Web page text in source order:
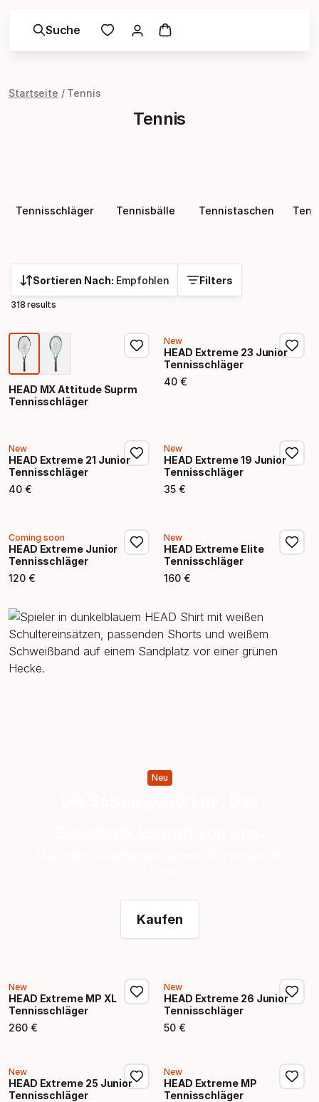
Suche
Startseite Tennis
Tennis
Tennisschläger Tennisbälle Tennistaschen
Sortieren Nach: Empfohlen Filters
318 results
HEAD MX Attitude Suprm
Tennisschläger
New
HEAD Extreme 23 Junior
Tennisschläger
40 €
Endpreis
New
HEAD Extreme 21 Junior
Tennisschläger
40 €
Endpreis
New
HEAD Extreme 19 Junior
Tennisschläger
35 €
Endpreis
Coming soon
HEAD Extreme Junior
Tennisschläger
120 €
Endpreis
New
HEAD Extreme Elite
Tennisschläger
160 €
Endpreis
Neu
Kaufen
New
HEAD Extreme MP XL
Tennisschläger
260 €
Endpreis
New
HEAD Extreme 26 Junior
Tennisschläger
50 €
Endpreis
New
HEAD Extreme 25 Junior
Tennisschläger
New
HEAD Extreme MP
Tennisschläger